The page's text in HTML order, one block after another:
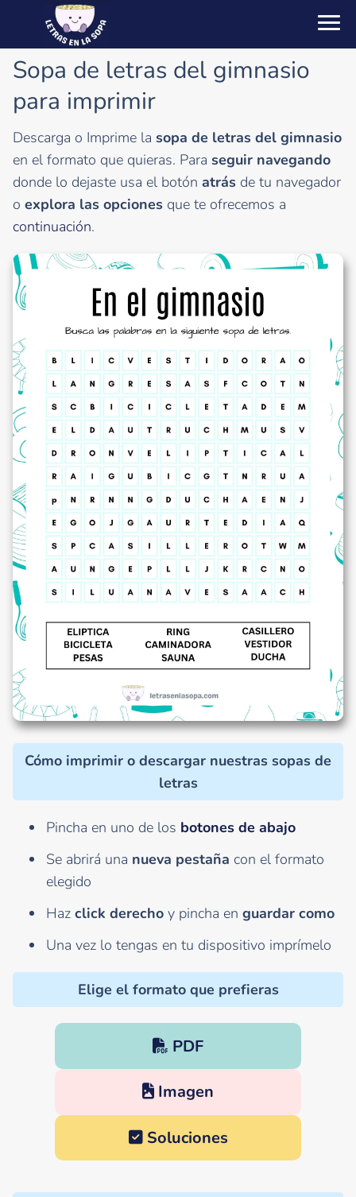
Sopa de letras del gimnasio
para imprimir
Descarga o Imprime la sopa de letras del gimnasio
en el formato que quieras. Para seguir navegando
donde lo dejaste usa el botón atrás de tu navegador
o explora las opciones que te ofrecemos a
continuación.
Cómo imprimir o descargar nuestras sopas de
letras
Pincha en uno de los botones de abajo
Se abrirá una nueva pestaña con el formato
elegido
Haz click derecho y pincha en guardar como
Una vez lo tengas en tu dispositivo imprímelo
Elige el formato que prefieras
PDF
Imagen
Soluciones